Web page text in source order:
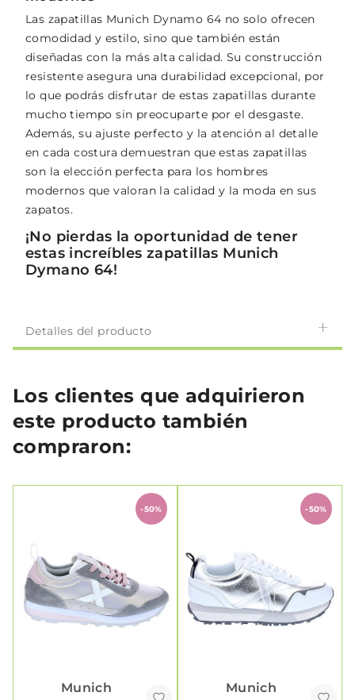
Las zapatillas Munich Dynamo 64 no solo ofrecen
comodidad y estilo, sino que también están
diseñadas con la más alta calidad. Su construcción
resistente asegura una durabilidad excepcional, por
lo que podrás disfrutar de estas zapatillas durante
mucho tiempo sin preocuparte por el desgaste.
Además, su ajuste perfecto y la atención al detalle
en cada costura demuestran que estas zapatillas
son la elección perfecta para los hombres
modernos que valoran la calidad y la moda en sus
zapatos.
¡No pierdas la oportunidad de tener
estas increíbles zapatillas Munich
Dymano 64!
Detalles del producto
Los clientes que adquirieron
este producto también
compraron:
-50%
Munich
-50%
Munich